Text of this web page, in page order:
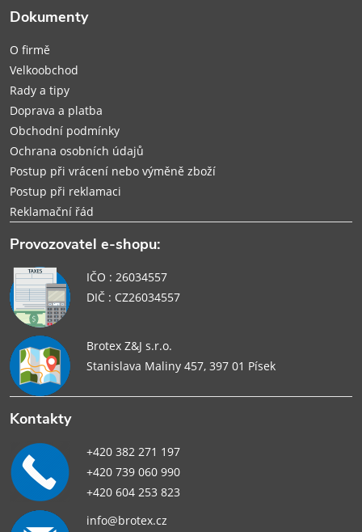
Dokumenty
O firmě
Velkoobchod
Rady a tipy
Doprava a platba
Obchodní podmínky
Ochrana osobních údajů
Postup při vrácení nebo výměně zboží
Postup při reklamaci
Reklamační řád
Provozovatel e-shopu:
IČO : 26034557
DIČ : CZ26034557
Brotex Z&J s.r.o.
Stanislava Maliny 457, 397 01 Písek
Kontakty
+420 382 271 197
+420 739 060 990
+420 604 253 823
info@brotex.cz